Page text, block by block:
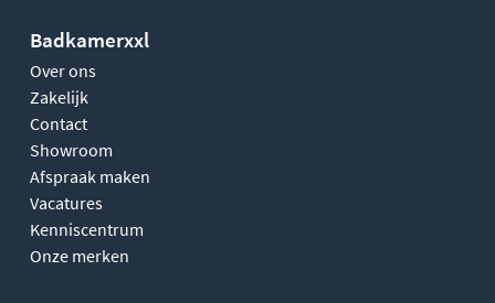
Badkamerxxl
Over ons
Zakelijk
Contact
Showroom
Afspraak maken
Vacatures
Kenniscentrum
Onze merken